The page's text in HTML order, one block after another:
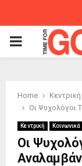
PRIMARY
Home
Κεντρική
Οι Ψυχολόγοι
Κεντρική Κοινωνικά
Οι